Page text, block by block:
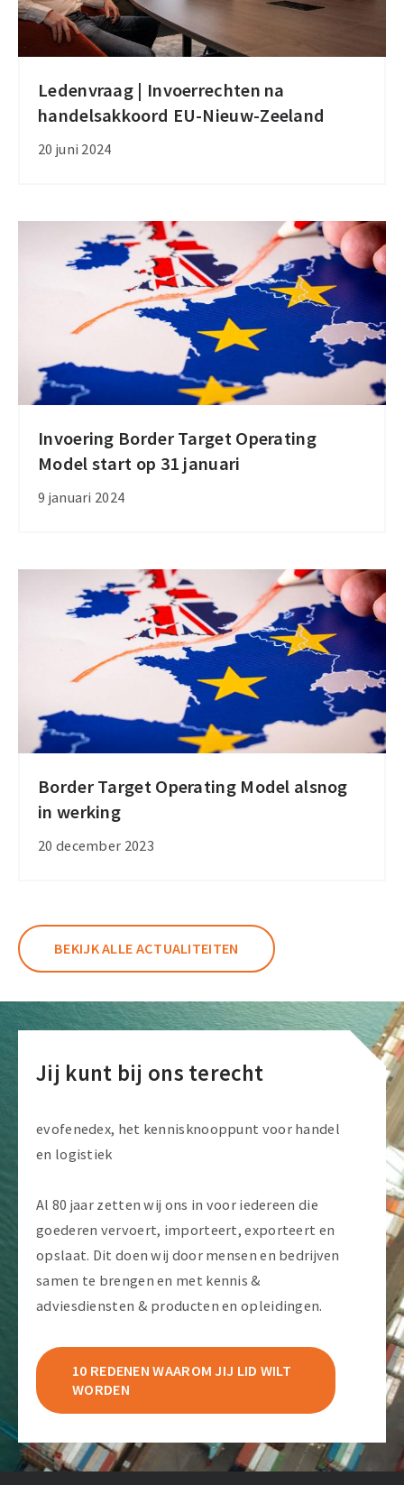
Verenigde
Staten
Ledenvraag | Invoerrechten na
handelsakkoord EU-Nieuw-Zeeland
20 juni 2024
Ledenvraag
|
Invoerrechten
EU-
Nieuw-
Zeeland
Invoering Border Target Operating
Model start op 31 januari
9 januari 2024
Invoering
Border
Target
start
Border Target Operating Model alsnog
in werking
20 december 2023
Border
Target
Operating
BEKIJK ALLE ACTUALITEITEN
Jij kunt bij ons terecht
evofenedex, het kennisknooppunt voor handel
en logistiek
Al 80 jaar zetten wij ons in voor iedereen die
goederen vervoert, importeert, exporteert en
opslaat. Dit doen wij door mensen en bedrijven
samen te brengen en met kennis &
adviesdiensten & producten en opleidingen.
10 REDENEN WAAROM JIJ LID WILT
WORDEN